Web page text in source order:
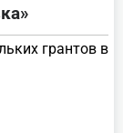
грантов в